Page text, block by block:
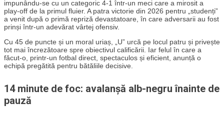
impunându-se cu un categoric 4-1 într-un meci care a mirosit a
play-off de la primul fluier. A patra victorie din 2026 pentru „studenți”
a venit după o primă repriză devastatoare, în care adversarii au fost
prinși într-un adevărat vârtej ofensiv.
Cu 45 de puncte și un moral uriaș, „U” urcă pe locul patru și privește
tot mai încrezătoare spre obiectivul calificării. Iar felul în care a
făcut-o, printr-un fotbal direct, spectaculos și eficient, anunță o
echipă pregătită pentru bătăliile decisive.
14 minute de foc: avalanșă alb-negru înainte de
pauză